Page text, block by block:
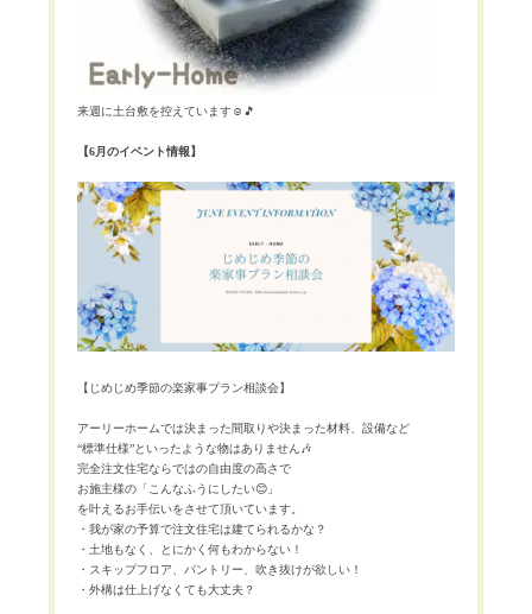
来週に土台敷を控えています☺️🎵
【6月のイベント情報】
【じめじめ季節の楽家事プラン相談会】
アーリーホームでは決まった間取りや決まった材料、設備など
“標準仕様”といったような物はありません🎶
完全注文住宅ならではの自由度の高さで
お施主様の「こんなふうにしたい😊」
を叶えるお手伝いをさせて頂いています。
・我が家の予算で注文住宅は建てられるかな？
・土地もなく、とにかく何もわからない！
・スキップフロア、パントリー、吹き抜けが欲しい！
・外構は仕上げなくても大丈夫？